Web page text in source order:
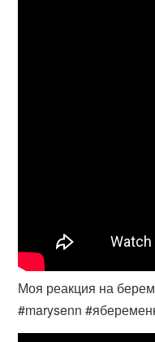
Моя реакция на
#marysenn